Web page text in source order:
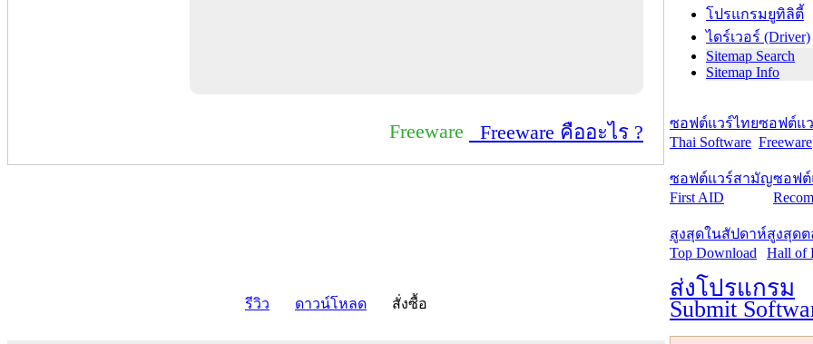
Freeware Freeware คืออะไร ?
รีวิว ดาวน์โหลด สั่งซื้อ
โปรแกรมยูทิลิตี้
ไดร์เวอร์ (Driver)
Sitemap Search
Sitemap Info
ซอฟต์แวร์ไทย
Thai Software
ซอฟต์แ
Freeware
ซอฟต์แวร์สามัญ
First AID
ซอฟต์
สูงสุดในสัปดาห์
Top Download
สูงสุด
Hall of
ส่งโปรแกรม
Submit